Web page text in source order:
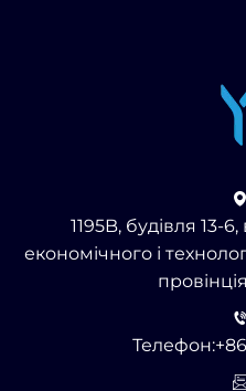
1195B, будівля 13-
економічного і
Телефон: